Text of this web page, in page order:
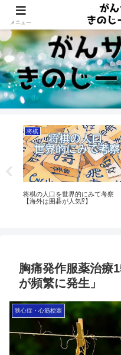
将棋
将棋の人口を世界的にみて考察
【海外は囲碁が人気⁉】
胸痛発作服薬治療
が頻繁に発生」
狭心症・心筋梗塞
メニュー